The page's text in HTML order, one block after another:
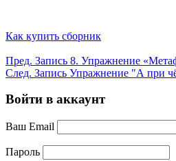
Как купить сборник
Пред. Запись 8. Упражнение
След. Запись Упражнение "А при
Войти в аккаунт
Ваш Email
Пароль